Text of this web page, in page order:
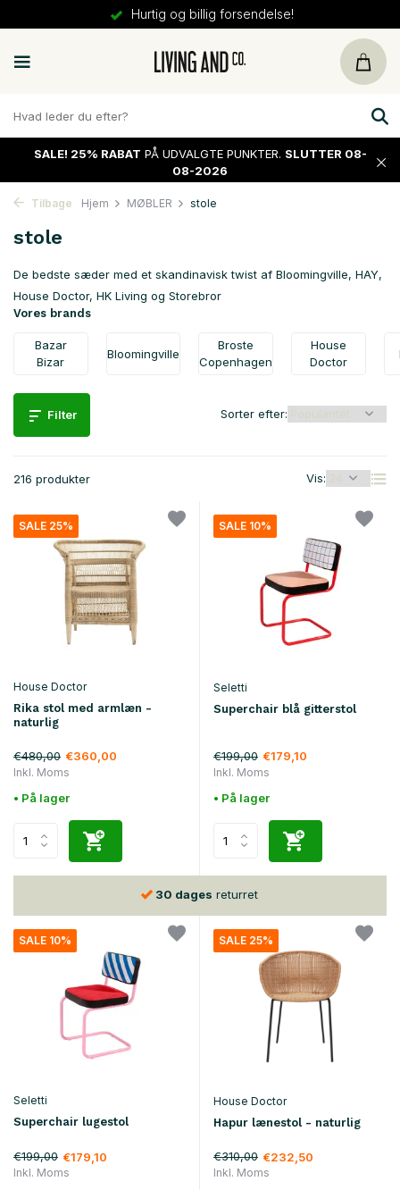
30 dages returret
SALE! 25% RABAT PÅ UDVALGTE PUNKTER. SLUTTER 08-
08-2026
Tilbage Hjem MØBLER stole
stole
De bedste sæder med et skandinavisk twist af Bloomingville, HAY,
House Doctor, HK Living og Storebror
Vores brands
Bazar
Bizar
Bloomingville
Broste
Copenhagen
House
Doctor
Filter
216 produkter Vis:
Sorter efter:
SALE 25%
House Doctor
Rika stol med armlæn -
naturlig
€480,00 €360,00
Inkl. Moms
• På lager
SALE 10%
Seletti
Superchair blå gitterstol
€199,00 €179,10
Inkl. Moms
• På lager
30 dages returret
SALE 10%
Seletti
Superchair lugestol
€199,00 €179,10
Inkl. Moms
SALE 25%
House Doctor
Hapur lænestol - naturlig
€310,00 €232,50
Inkl. Moms